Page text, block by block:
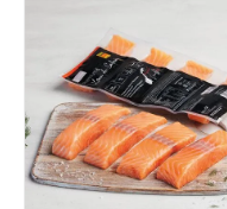
verduras
croquetas
7 . canelones